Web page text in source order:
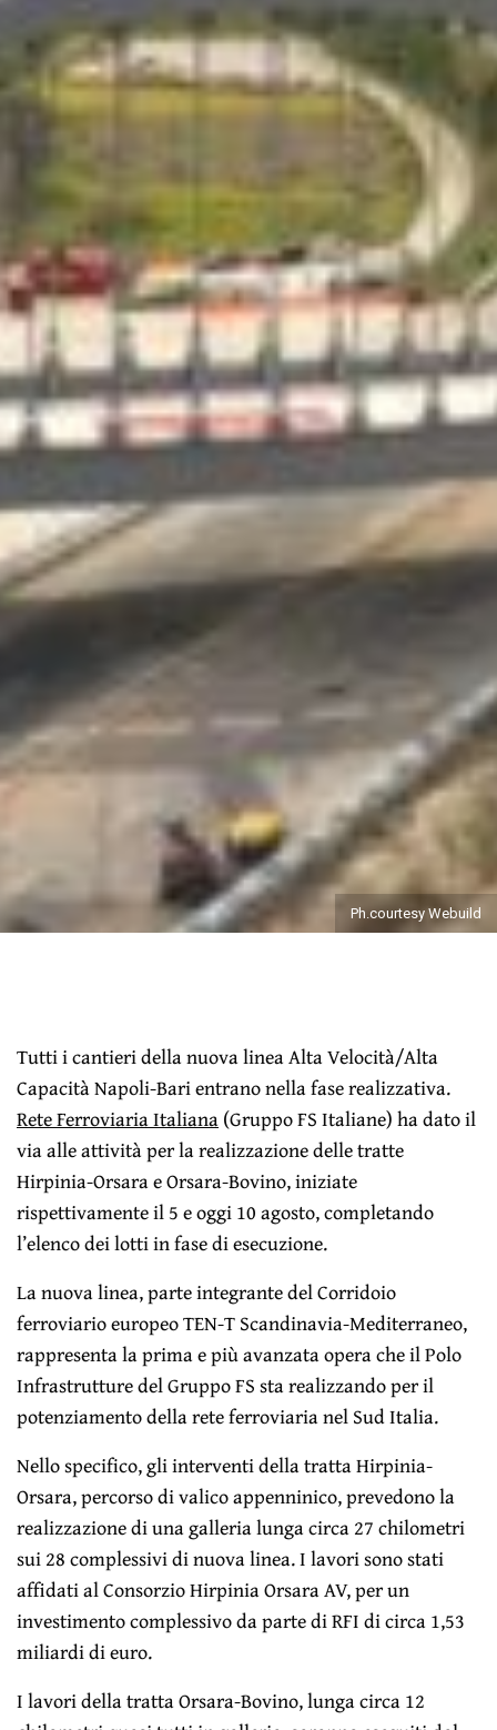
Ph.courtesy Webuild
Tutti i cantieri della nuova linea Alta Velocità/Alta
Capacità Napoli-Bari entrano nella fase realizzativa.
Rete Ferroviaria Italiana(Gruppo FS Italiane) ha dato il
via alle attività per la realizzazione delle tratte
Hirpinia-Orsara e Orsara-Bovino, iniziate
rispettivamente il 5 e oggi 10 agosto, completando
l’elenco dei lotti in fase di esecuzione.
La nuova linea, parte integrante del Corridoio
ferroviario europeo TEN-T Scandinavia-Mediterraneo,
rappresenta la prima e più avanzata opera che il Polo
Infrastrutture del Gruppo FS sta realizzando per il
potenziamento della rete ferroviaria nel Sud Italia.
Nello specifico, gli interventi della tratta Hirpinia-
Orsara, percorso di valico appenninico, prevedono la
realizzazione di una galleria lunga circa 27 chilometri
sui 28 complessivi di nuova linea. I lavori sono stati
affidati al Consorzio Hirpinia Orsara AV, per un
investimento complessivo da parte di RFI di circa 1,53
miliardi di euro.
I lavori della tratta Orsara-Bovino, lunga circa 12